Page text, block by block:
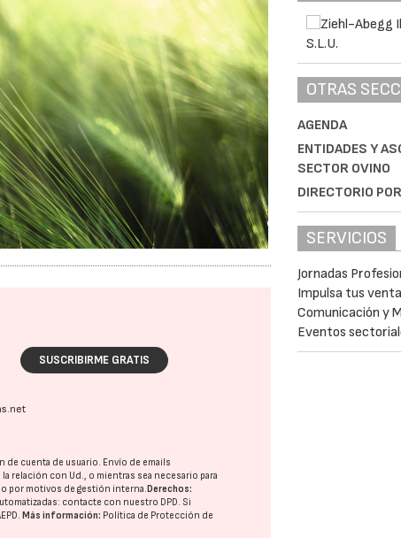
SUSCRIBIRME GRATIS
cuenta de usuario. Envío de emails
relación con Ud., o mientras sea necesario para
por motivos de gestión interna.Derechos:
contacte con nuestro DPD. Si
.Más información: Política de Protección de
OTRAS
AGENDA
ENTIDADES Y
SECTOR OVINO
DIRECTORIO
SERVICIOS
Jornadas
Impulsa tus
Comunicación y
Eventos